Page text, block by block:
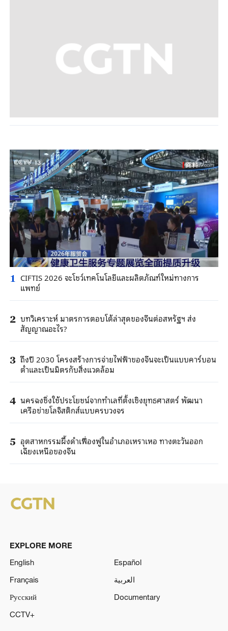
1 CIFTIS 2026 จะโชว์เทคโนโลยีและผลิตภัณฑ์ใหม่ทางการ
แพทย์
2 บทวิเคราะห์ มาตรการตอบโต้ล่าสุดของจีนต่อสหรัฐฯ ส่ง
สัญญาณอะไร?
3 ถึงปี 2030 โครงสร้างการจ่ายไฟฟ้าของจีนจะเป็นแบบคาร์บอน
ต่ำและเป็นมิตรกับสิ่งแวดล้อม
4 นครฉงชิ่งใช้ประโยชน์จากทำเลที่ตั้งเชิงยุทธศาสตร์ พัฒนา
เครือข่ายโลจิสติกส์แบบครบวงจร
5 อุตสาหกรรมผึ้งดำเฟื่องฟูในอำเภอเหราเหอ ทางตะวันออก
เฉียงเหนือของจีน
EXPLORE MORE
English
Español
Français
العربية
Русский
Documentary
CCTV+